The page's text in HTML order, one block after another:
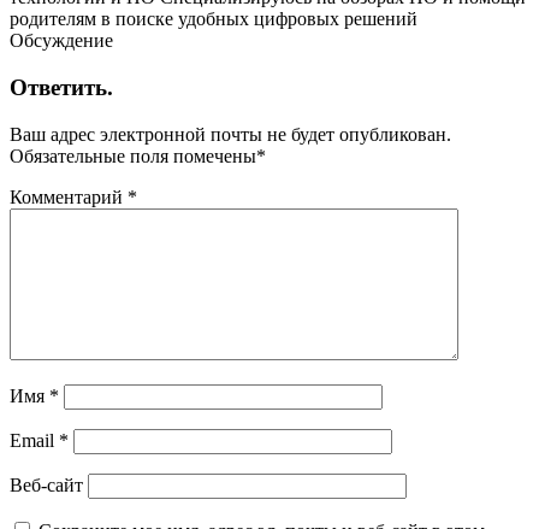
родителям в поиске удобных цифровых решений
Обсуждение
Ответить.
Ваш адрес электронной почты не будет опубликован.
Обязательные поля помечены*
Комментарий *
Имя *
Email *
Веб-сайт